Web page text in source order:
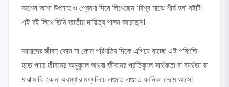
অশেষ আশা উৎসাহ ও প্রেরণা দিয়ে লিখেছেন ‘বিশ্ব মাঝে শীর্ষ হব’ বইটি।
এই বই লিখে তিনি জাতীয় দায়িত্ব পালন করেছেন।
আমাদের জীবন কোন না কোন পরিণতির দিকে এগিয়ে যাচ্ছে এই পরিণতি
হতে পারে জীবনের অনুকূলে অথবা জীবনের প্রতিকূলে সার্থকতা বা ব্যর্থতা বা
মাঝামাঝি কোন অবস্থার মধ্যদিয়ে এগুতে এগুতে যবনিকা নেমে আসে।